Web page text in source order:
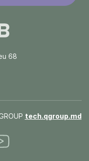
68
tech.qgroup.md